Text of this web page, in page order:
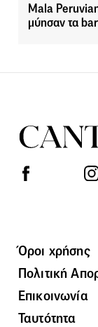
Mala
μύησαν τα
Όροι χρήσης
Πολιτική
Επικοινωνία
Ταυτότητα